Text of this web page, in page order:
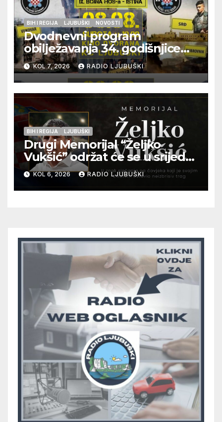
BIH I REGIJA LJUBUŠKI NOVOSTI
Dvodnevni program
obilježavanja 34. godišnjice
pogibije generala Blaža
Kraljevića i osmorice
pripadnika HOS-a
KOL 7, 2026 RADIO LJUBUŠKI
BIH I REGIJA LJUBUŠKI
Drugi Memorijal “Željko
Vukšić” održat će se u srijedu
12. kolovoza u Otoku
KOL 6, 2026 RADIO LJUBUŠKI